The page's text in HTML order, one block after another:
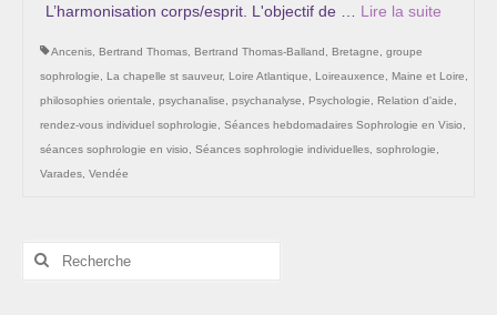
Les Onctions Sacrées -La Magdaléenne –
Nadine-Sarah Penna
Qui suis je ?
Mon cursus d’évolution vers une femme plus
consciente
Calendrier
L’harmonisation corps/esprit. L'objectif de … Lire la suite­­
Ancenis Bertrand Thomas Bertrand Thomas-Balland Bretagne
groupe
sophrologie
La chapelle st sauveur, Loire Atlantique Loireauxence Maine et Loire
philosophies orientale
psychanalise psychanalyse Psychologie Relation d'aide
rendez-vous individuel sophrologie
Séances hebdomadaires Sophrologie en Visio
séances sophrologie en visio
Séances sophrologie individuelles sophrologie
Varades Vendée
Rechercher